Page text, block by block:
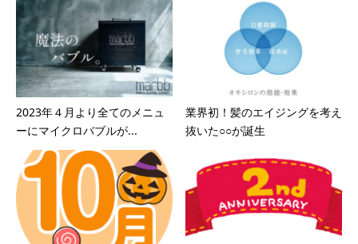
2023年４月より全てのメニュ
ーにマイクロバブルが...
業界初！髪のエイジングを考え
抜いた○○が誕生